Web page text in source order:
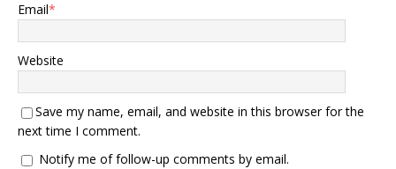
Email*
Website
Save my name, email, and website in this browser for the
next time I comment.
Notify me of follow-up comments by email.